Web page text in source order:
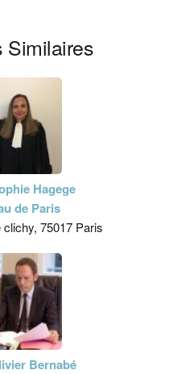
Similaires
Hagege
de Paris
75017 Paris
Bernabé